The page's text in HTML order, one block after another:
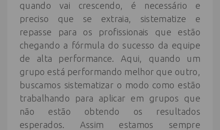
quando vai crescendo, é necessário e
preciso que se extraia, sistematize e
repasse para os profissionais que estão
chegando a fórmula do sucesso da equipe
de alta performance. Aqui, quando um
grupo está performando melhor que outro,
buscamos sistematizar o modo como estão
trabalhando para aplicar em grupos que
não estão obtendo os resultados
esperados. Assim estamos sempre